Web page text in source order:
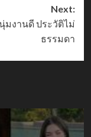
Next:
มงานดี ประวัติไม่
ธรรมดา